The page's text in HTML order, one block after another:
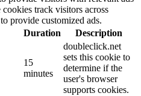
track visitors across
provide customized ads.
Duration Description
15
minutes
doubleclick.net
sets this cookie to
determine if the
user's browser
supports cookies.